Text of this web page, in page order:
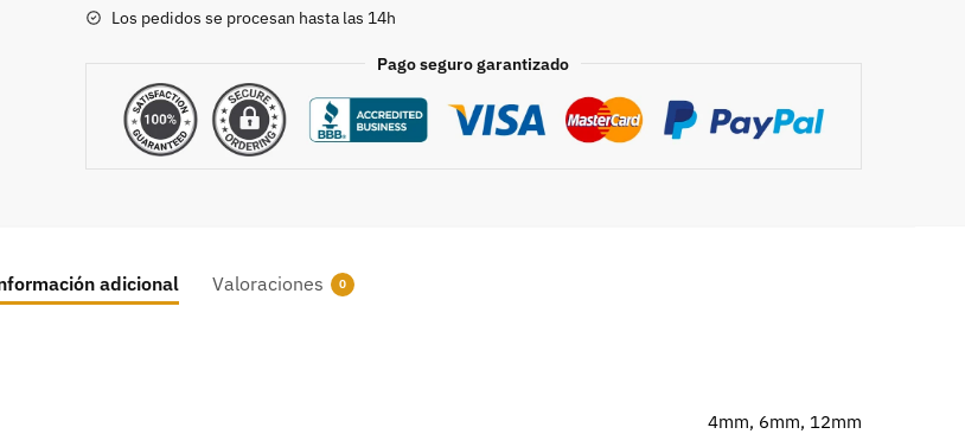
Los pedidos se procesan hasta las 14h
Pago seguro garantizado
adicional Valoraciones 0
4mm, 6mm, 12mm